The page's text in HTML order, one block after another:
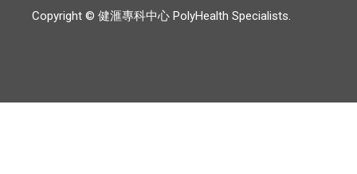
Copyright © 健滙專科中心 PolyHealth Specialists.